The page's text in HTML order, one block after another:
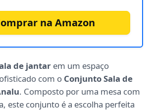
na Amazon
de jantar em um espaço
com o Conjunto Sala de
. Composto por uma mesa com
este conjunto é a escolha perfeita